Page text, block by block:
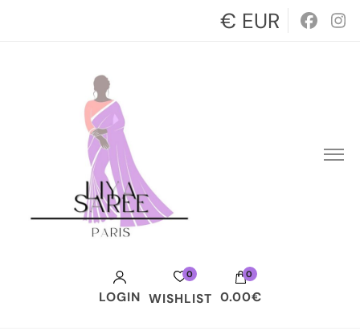
€ EUR
LOGIN
0
WISHLIST
0
0.00€